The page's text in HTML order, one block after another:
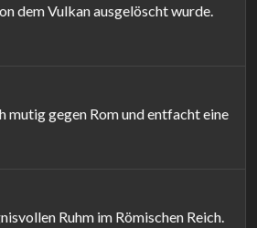
dem Vulkan ausgelöscht wurde.
mutig gegen Rom und entfacht eine
Ruhm im Römischen Reich.